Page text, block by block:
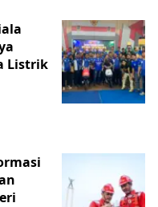
Listrik